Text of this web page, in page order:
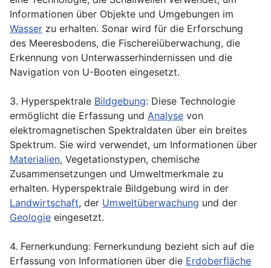
Informationen über Objekte und Umgebungen im
Wasser zu erhalten. Sonar wird für die Erforschung
des Meeresbodens, die Fischereiüberwachung, die
Erkennung von Unterwasserhindernissen und die
Navigation von U-Booten eingesetzt.
3. Hyperspektrale Bildgebung: Diese Technologie
ermöglicht die Erfassung und Analyse von
elektromagnetischen Spektraldaten über ein breites
Spektrum. Sie wird verwendet, um Informationen über
Materialien, Vegetationstypen, chemische
Zusammensetzungen und Umweltmerkmale zu
erhalten. Hyperspektrale Bildgebung wird in der
Landwirtschaft, der Umweltüberwachung und der
Geologie eingesetzt.
4. Fernerkundung: Fernerkundung bezieht sich auf die
Erfassung von Informationen über die Erdoberfläche